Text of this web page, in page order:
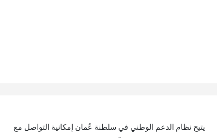
يتيح نظام الدعم الوطني في سلطنة عُمان إمكانية التواصل مع